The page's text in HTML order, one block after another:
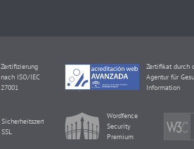
Zertifizierung
nach ISO/IEC
27001
Zertifikat durch
Agentur für
Information
Sicherheitszertifikat
SSL
Wordfence
Security
Premium